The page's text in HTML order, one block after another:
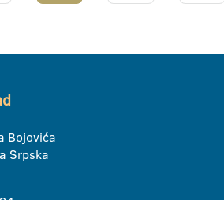
Bojovića
Srpska